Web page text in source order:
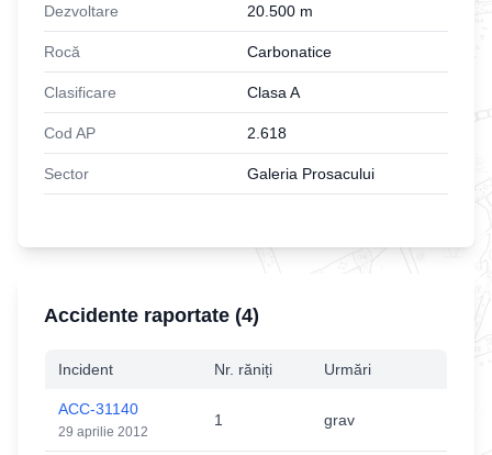
Dezvoltare 20.500 m
Rocă Carbonatice
Clasificare Clasa A
Cod AP 2.618
Sector Galeria Prosacului
Accidente raportate (4)
Incident Nr. răniți Urmări
ACC-31140
29 aprilie 2012
1 grav